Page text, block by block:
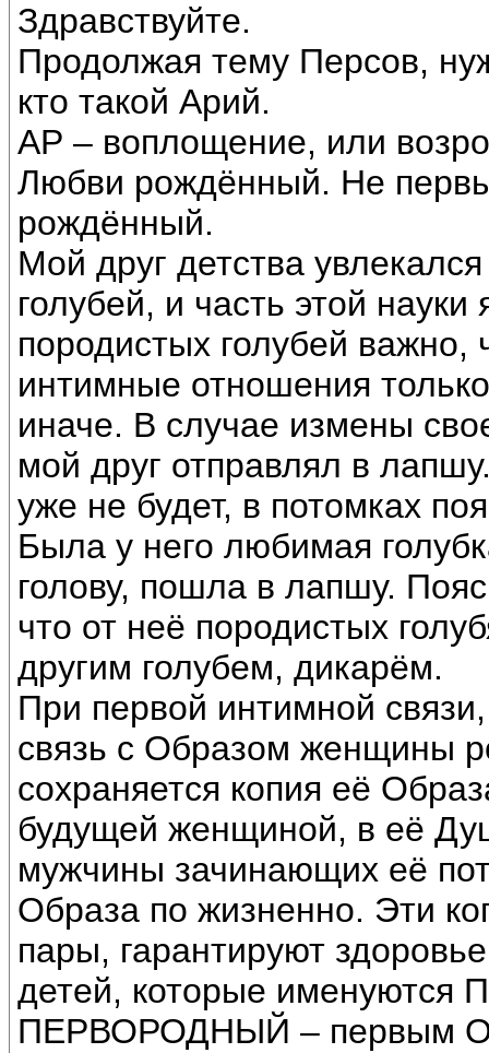
Здравствуйте.
Продолжая тему Персов,
кто такой Арий.
АР – воплощение, или
Любви рождённый. Не
рождённый.
Мой друг детства
голубей, и часть этой
породистых голубей
интимные отношения
иначе. В случае измены
мой друг отправлял в
уже не будет, в потомках
Была у него любимая
голову, пошла в лапшу.
что от неё породистых
другим голубем, дикарём.
При первой интимной
связь с Образом женщины
сохраняется копия её
будущей женщиной, в её
мужчины зачинающих её
Образа по жизненно. Эти
пары, гарантируют
детей, которые именуются
ПЕРВОРОДНЫЙ – первым